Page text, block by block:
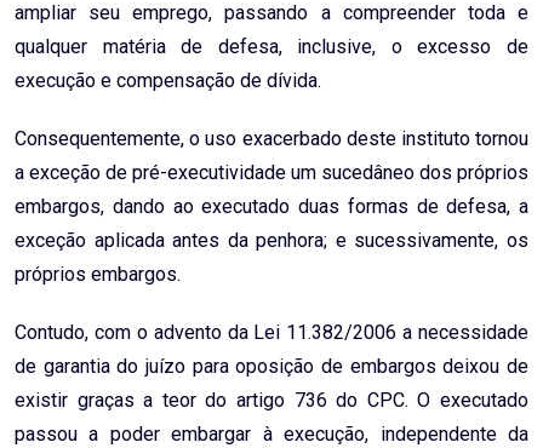
ampliar seu emprego, passando a compreender toda e
qualquer matéria de defesa, inclusive, o excesso de
execução e compensação de dívida.
Consequentemente, o uso exacerbado deste instituto tornou
a exceção de pré-executividade um sucedâneo dos próprios
embargos, dando ao executado duas formas de defesa, a
exceção aplicada antes da penhora; e sucessivamente, os
próprios embargos.
Contudo, com o advento da Lei 11.382/2006 a necessidade
de garantia do juízo para oposição de embargos deixou de
existir graças a teor do artigo 736 do CPC. O executado
passou a poder embargar à execução, independente da